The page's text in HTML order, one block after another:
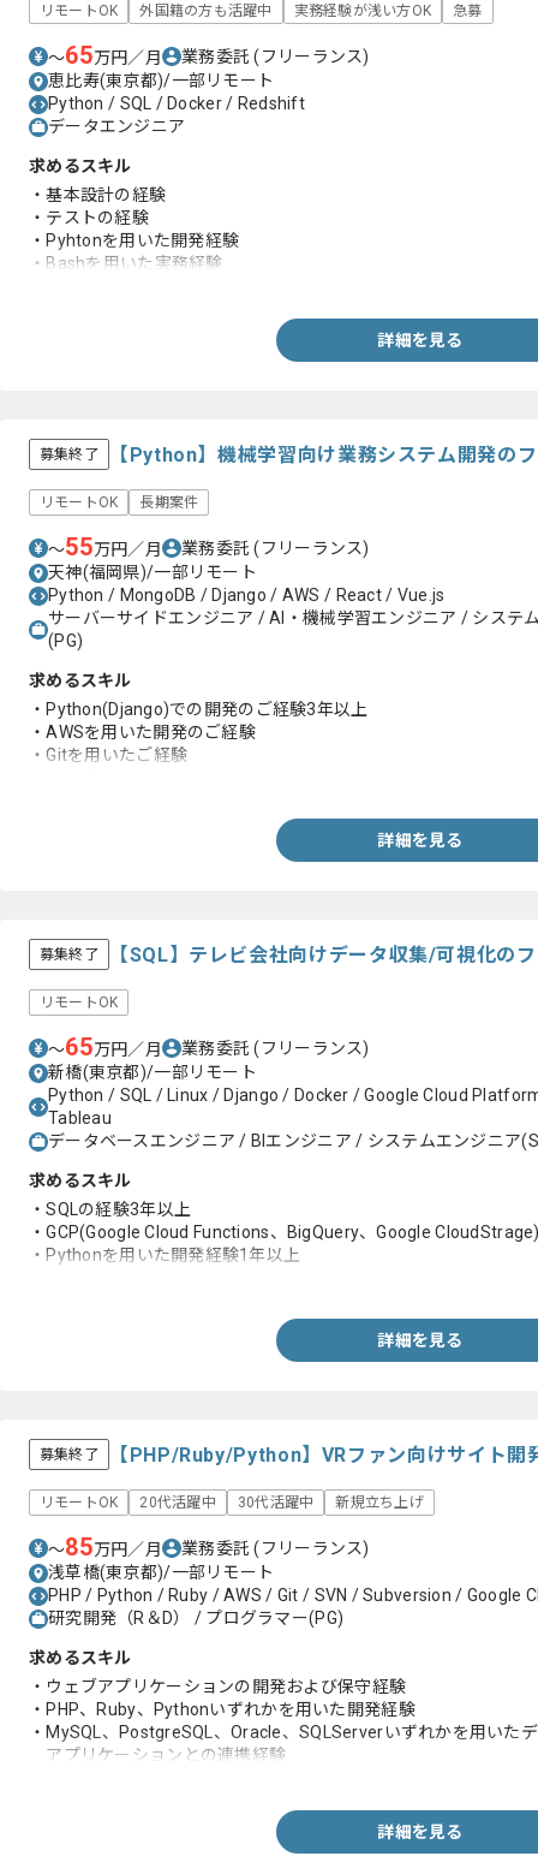
リモートOK 外国籍の方も活躍中 実務経験が浅い方OK 急募
〜65万円／月 業務委託(フリーランス)
恵比寿(東京都)/一部リモート
Python / SQL / Docker / Redshift
データエンジニア
求めるスキル
・基本設計の経験
・テストの経験
・Pyhtonを用いた開発経験
・Bashを用いた実務経験
詳細を見る
募集終了 【Python】機械学習向け業務システム開発の
リモートOK 長期案件
〜55万円／月 業務委託(フリーランス)
天神(福岡県)/一部リモート
Python / MongoDB / Django / AWS / React / Vue.js
サーバーサイドエンジニア / AI・機械学習エンジニア / システ
(PG)
求めるスキル
・Python(Django)での開発のご経験3年以上
・AWSを用いた開発のご経験
・Gitを用いたご経験
詳細を見る
募集終了 【SQL】テレビ会社向けデータ収集/可視化の
リモートOK
〜65万円／月 業務委託(フリーランス)
新橋(東京都)/一部リモート
Python / SQL / Linux / Django / Docker / Google Cloud
Tableau
データベースエンジニア / BIエンジニア / システムエンジニア
求めるスキル
・SQLの経験3年以上
・GCP(Google Cloud Functions、BigQuery、Google
・Pythonを用いた開発経験1年以上
詳細を見る
募集終了 【PHP/Ruby/Python】VRファン向けサイト開
リモートOK 20代活躍中 30代活躍中 新規立ち上げ
〜85万円／月 業務委託(フリーランス)
浅草橋(東京都)/一部リモート
PHP / Python / Ruby / AWS / Git / SVN / Subversion / Google
研究開発（R＆D） / プログラマー(PG)
求めるスキル
・ウェブアプリケーションの開発および保守経験
・PHP、Ruby、Pythonいずれかを用いた開発経験
・MySQL、PostgreSQL、Oracle、SQLServerいずれかを用いた
アプリケーションとの連携経験
詳細を見る